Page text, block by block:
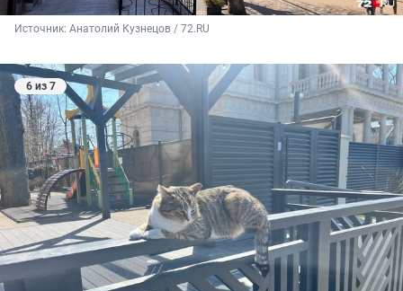
Источник: Анатолий Кузнецов / 72.RU
6 из 7